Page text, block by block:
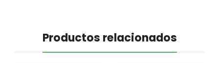
Productos relacionados